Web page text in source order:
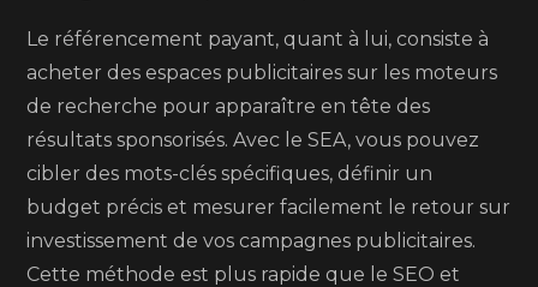
Le référencement payant, quant à lui, consiste à
acheter des espaces publicitaires sur les moteurs
de recherche pour apparaître en tête des
résultats sponsorisés. Avec le SEA, vous pouvez
cibler des mots-clés spécifiques, définir un
budget précis et mesurer facilement le retour sur
investissement de vos campagnes publicitaires.
Cette méthode est plus rapide que le SEO et